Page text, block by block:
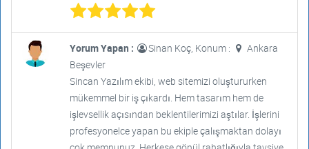
Yorum Yapan : Sinan Koç, Konum :
Ankara
Beşevler
Sincan Yazılım ekibi, web sitemizi oluştururken
mükemmel bir iş çıkardı. Hem tasarım hem de
işlevsellik açısından beklentilerimizi aştılar. İşlerini
profesyonelce yapan bu ekiple çalışmaktan dolayı